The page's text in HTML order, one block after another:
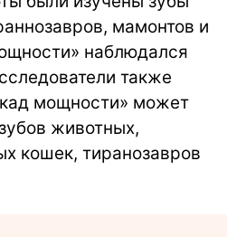
мамонтов и
наблюдался
также
мощности» может
животных,
кошек, тиранозавров